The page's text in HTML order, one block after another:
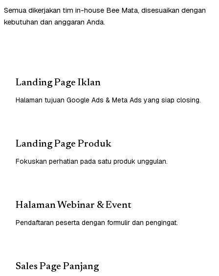
Semua dikerjakan tim in-house Bee Mata, disesuaikan dengan
kebutuhan dan anggaran Anda.
Landing Page Iklan
Halaman tujuan Google Ads & Meta Ads yang siap closing.
Landing Page Produk
Fokuskan perhatian pada satu produk unggulan.
Halaman Webinar & Event
Pendaftaran peserta dengan formulir dan pengingat.
Sales Page Panjang